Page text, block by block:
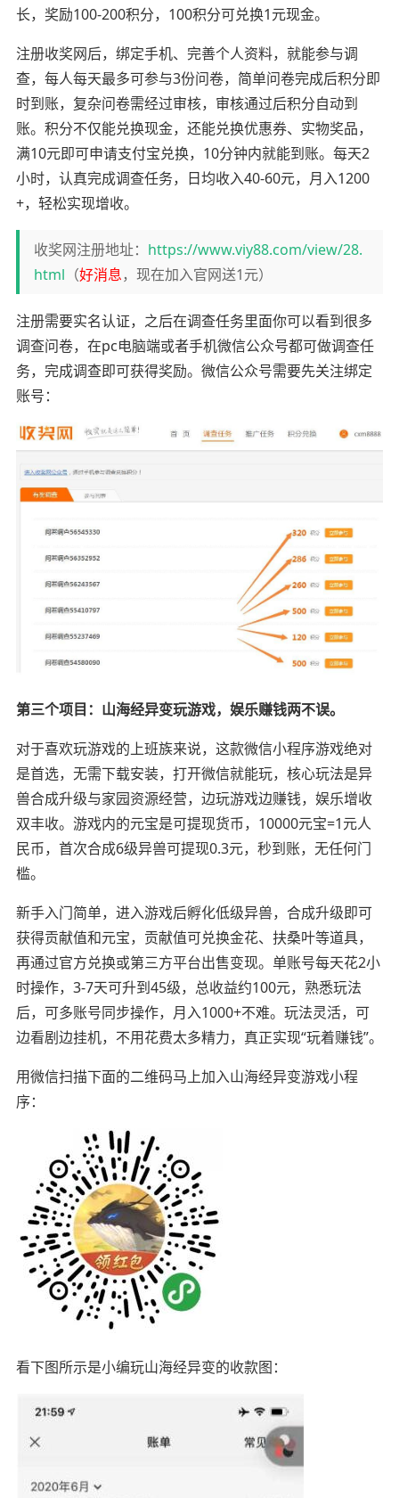
长，奖励100-200积分，100积分可兑换1元现金。
注册收奖网后，绑定手机、完善个人资料，就能参与调
查，每人每天最多可参与3份问卷，简单问卷完成后积分即
时到账，复杂问卷需经过审核，审核通过后积分自动到
账。积分不仅能兑换现金，还能兑换优惠券、实物奖品，
满10元即可申请支付宝兑换，10分钟内就能到账。每天2
小时，认真完成调查任务，日均收入40-60元，月入1200
+，轻松实现增收。
收奖网注册地址： https://www.viy88.com/view/28.
html （好消息，现在加入官网送1元）
注册需要实名认证，之后在调查任务里面你可以看到很多
调查问卷，在pc电脑端或者手机微信公众号都可做调查任
务，完成调查即可获得奖励。微信公众号需要先关注绑定
账号：
第三个项目：山海经异变玩游戏，娱乐赚钱两不误。
对于喜欢玩游戏的上班族来说，这款微信小程序游戏绝对
是首选，无需下载安装，打开微信就能玩，核心玩法是异
兽合成升级与家园资源经营，边玩游戏边赚钱，娱乐增收
双丰收。游戏内的元宝是可提现货币，10000元宝=1元人
民币，首次合成6级异兽可提现0.3元，秒到账，无任何门
槛。
新手入门简单，进入游戏后孵化低级异兽，合成升级即可
获得贡献值和元宝，贡献值可兑换金花、扶桑叶等道具，
再通过官方兑换或第三方平台出售变现。单账号每天花2小
时操作，3-7天可升到45级，总收益约100元，熟悉玩法
后，可多账号同步操作，月入1000+不难。玩法灵活，可
边看剧边挂机，不用花费太多精力，真正实现“玩着赚钱”。
用微信扫描下面的二维码马上加入山海经异变游戏小程
序：
看下图所示是小编玩山海经异变的收款图：